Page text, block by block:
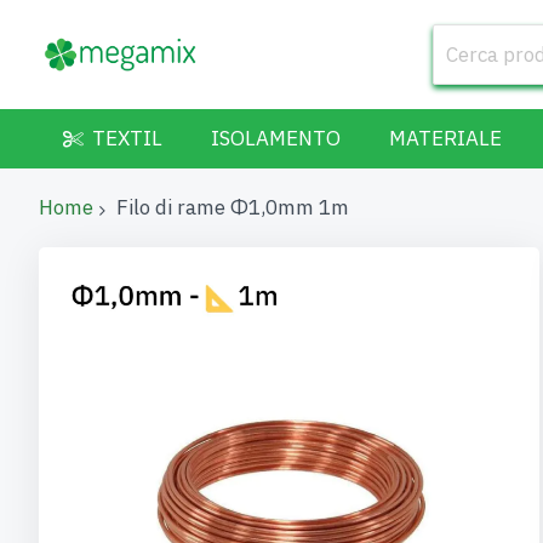
TEXTIL ISOLAMENTO MATERIALE
Home Filo di rame Φ1,0mm 1m
Vai
alla